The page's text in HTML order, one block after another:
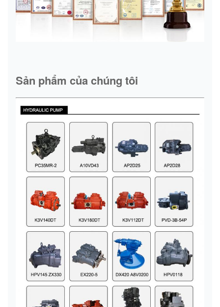
Sản phẩm của chúng tôi